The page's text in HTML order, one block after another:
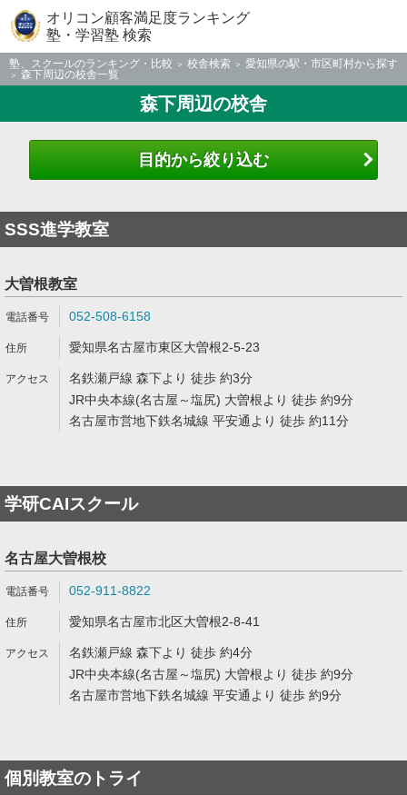
オリコン顧客満足度ランキング
塾・学習塾 検索
塾、スクールのランキング・比較 校舎検索
愛知県の駅・市区町村から探す
森下周辺の校舎一覧
森下周辺の校舎
目的から絞り込む
SSS進学教室
大曽根教室
052-508-6158
愛知県名古屋市東区大曽根2-5-23
名鉄瀬戸線 森下より 徒歩 約3分
JR中央本線(名古屋～塩尻) 大曽根より 徒歩 約9分
名古屋市営地下鉄名城線 平安通より 徒歩 約11分
学研CAIスクール
名古屋大曽根校
052-911-8822
愛知県名古屋市北区大曽根2-8-41
名鉄瀬戸線 森下より 徒歩 約4分
JR中央本線(名古屋～塩尻) 大曽根より 徒歩 約9分
名古屋市営地下鉄名城線 平安通より 徒歩 約9分
個別教室のトライ